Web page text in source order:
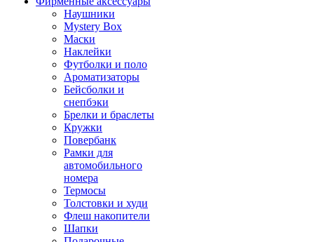
Наушники
Mystery Box
Маски
Наклейки
Футболки и поло
Ароматизаторы
Бейсболки и
снепбэки
Брелки и браслеты
Кружки
Повербанк
Рамки для
автомобильного
номера
Термосы
Толстовки и худи
Флеш накопители
Шапки